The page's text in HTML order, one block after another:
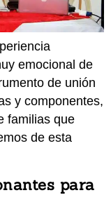
emocional de
de unión
y componentes,
familias que
de esta
para